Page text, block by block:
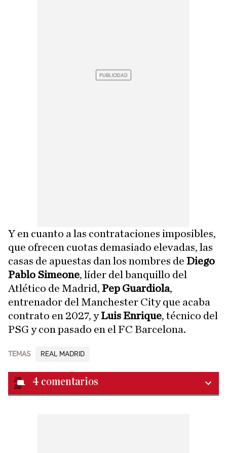
Y en cuanto a las contrataciones imposibles,
que ofrecen cuotas demasiado elevadas, las
casas de apuestas dan los nombres de Diego
Pablo Simeone, líder del banquillo del
Atlético de Madrid, Pep Guardiola,
entrenador del Manchester City que acaba
contrato en 2027, yLuis Enrique, técnico del
PSG y con pasado en el FC Barcelona.
TEMAS REAL MADRID
4 comentarios